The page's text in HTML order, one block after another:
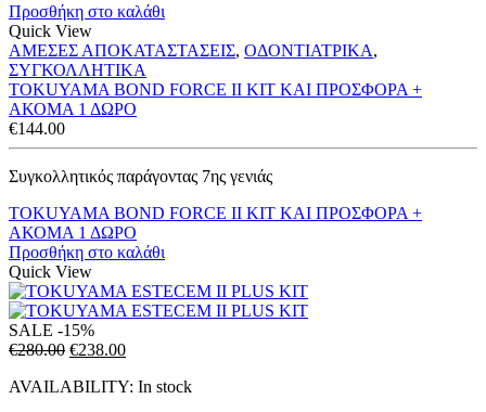
Προσθήκη στο καλάθι
Quick View
ΑΜΕΣΕΣ ΑΠΟΚΑΤΑΣΤΑΣΕΙΣ, ΟΔΟΝΤΙΑΤΡΙΚΑ,
ΣΥΓΚΟΛΛΗΤΙΚΑ
TOKUYAMA BOND FORCE II KIT ΚΑΙ ΠΡΟΣΦΟΡΑ +
ΑΚΟΜΑ 1 ΔΩΡΟ
€144.00
Συγκολλητικός παράγοντας 7ης γενιάς
TOKUYAMA BOND FORCE II KIT ΚΑΙ ΠΡΟΣΦΟΡΑ +
ΑΚΟΜΑ 1 ΔΩΡΟ
Προσθήκη στο καλάθι
Quick View
SALE -15%
€280.00 Original
was:
€238.00Η
τιμή
AVAILABILITY: In stock